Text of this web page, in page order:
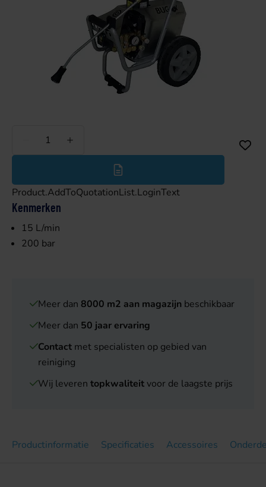
Minder
Product.AddToQuotationList.LoginText
Kenmerken
15 L/min
200 bar
Meer dan 8000 m2 aan magazijn beschikbaar
Meer dan 50 jaar ervaring
Contact met specialisten op gebied van
reiniging
Wij leveren topkwaliteit voor de laagste prijs
Productinformatie Specificaties Accessoires